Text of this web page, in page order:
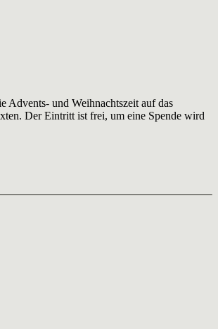
Advents- und Weihnachtszeit auf das
Der Eintritt ist frei, um eine Spende wird